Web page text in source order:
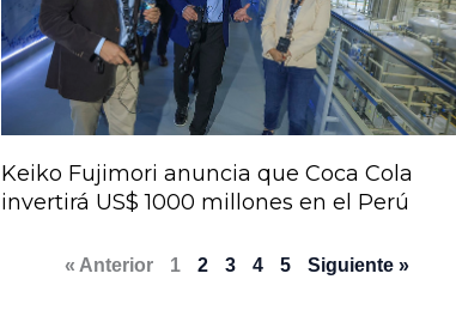
Keiko Fujimori anuncia que Coca Cola
invertirá US$ 1000 millones en el Perú
« Anterior 1 2 3 4 5 Siguiente »